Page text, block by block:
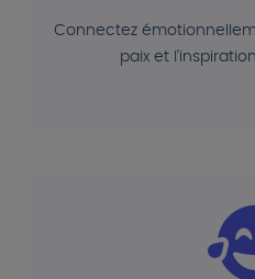
Connectez
paix et